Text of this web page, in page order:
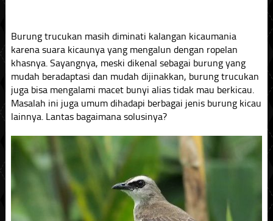
Burung trucukan masih diminati kalangan kicaumania
karena suara kicaunya yang mengalun dengan ropelan
khasnya. Sayangnya, meski dikenal sebagai burung yang
mudah beradaptasi dan mudah dijinakkan, burung trucukan
juga bisa mengalami macet bunyi alias tidak mau berkicau.
Masalah ini juga umum dihadapi berbagai jenis burung kicau
lainnya. Lantas bagaimana solusinya?